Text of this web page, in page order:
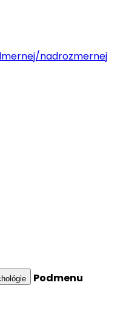
nadrozmernej
Podmenu